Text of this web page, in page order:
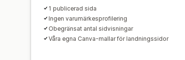
1 publicerad sida
Ingen varumärkesprofilering
Obegränsat antal sidvisningar
Våra egna Canva-mallar för landningssidor